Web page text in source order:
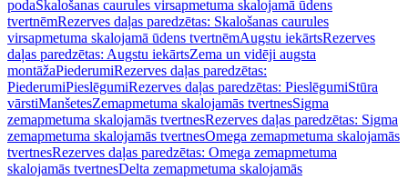
podaSkalošanas caurules virsapmetuma skalojamā ūdens
tvertnēmRezerves daļas paredzētas: Skalošanas caurules
virsapmetuma skalojamā ūdens tvertnēmAugstu iekārtsRezerves
daļas paredzētas: Augstu iekārtsZema un vidēji augsta
montāžaPiederumiRezerves daļas paredzētas:
PiederumiPieslēgumiRezerves daļas paredzētas: PieslēgumiStūra
vārstiManšetesZemapmetuma skalojamās tvertnesSigma
zemapmetuma skalojamās tvertnesRezerves daļas paredzētas: Sigma
zemapmetuma skalojamās tvertnesOmega zemapmetuma skalojamās
tvertnesRezerves daļas paredzētas: Omega zemapmetuma
skalojamās tvertnesDelta zemapmetuma skalojamās